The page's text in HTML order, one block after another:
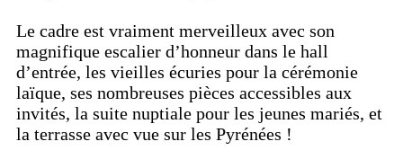
Le cadre est vraiment merveilleux avec son
magnifique escalier d’honneur dans le hall
d’entrée, les vieilles écuries pour la cérémonie
laïque, ses nombreuses pièces accessibles aux
invités, la suite nuptiale pour les jeunes mariés, et
la terrasse avec vue sur les Pyrénées !